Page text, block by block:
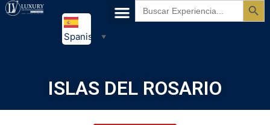
Spanish ▼
Buscar:
ISLAS DEL ROSARIO